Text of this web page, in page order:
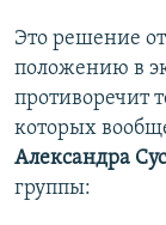
Это решение
положению в
противоречит
которых
Александра
группы: